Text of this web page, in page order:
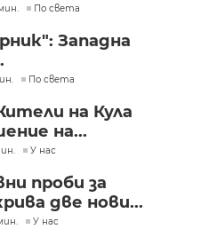
По света
Западна
По света
на Кула
на...
У нас
проби за
две нови...
У нас